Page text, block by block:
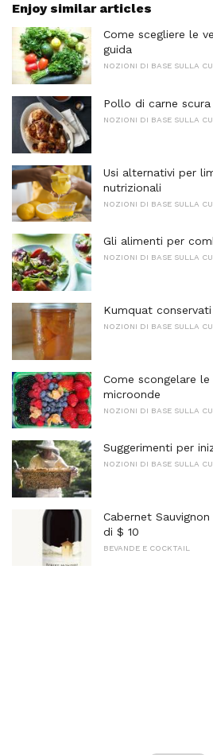
Enjoy similar articles
Come scegliere le
guida
NOZIONI DI BASE SULLA
Pollo di carne scura
NOZIONI DI BASE SULLA
Usi alternativi per
nutrizionali
NOZIONI DI BASE SULLA
Gli alimenti per
NOZIONI DI BASE SULLA
Kumquat
NOZIONI DI BASE SULLA
Come scongelare
microonde
NOZIONI DI BASE SULLA
Suggerimenti per
NOZIONI DI BASE SULLA
Cabernet
di $ 10
BEVANDE E COCKTAIL